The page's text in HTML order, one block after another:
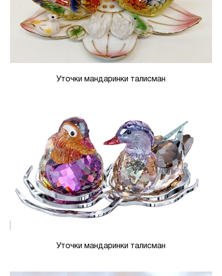
Уточки мандаринки талисман
Уточки мандаринки талисман